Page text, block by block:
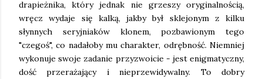
drapieżnika, który jednak nie grzeszy oryginalnością,
wręcz wydaje się kalką, jakby był sklejonym z kilku
słynnych seryjniaków klonem, pozbawionym tego
"czegoś", co nadałoby mu charakter, odrębność. Niemniej
wykonuje swoje zadanie przyzwoicie - jest enigmatyczny,
dość przerażający i nieprzewidywalny. To dobry